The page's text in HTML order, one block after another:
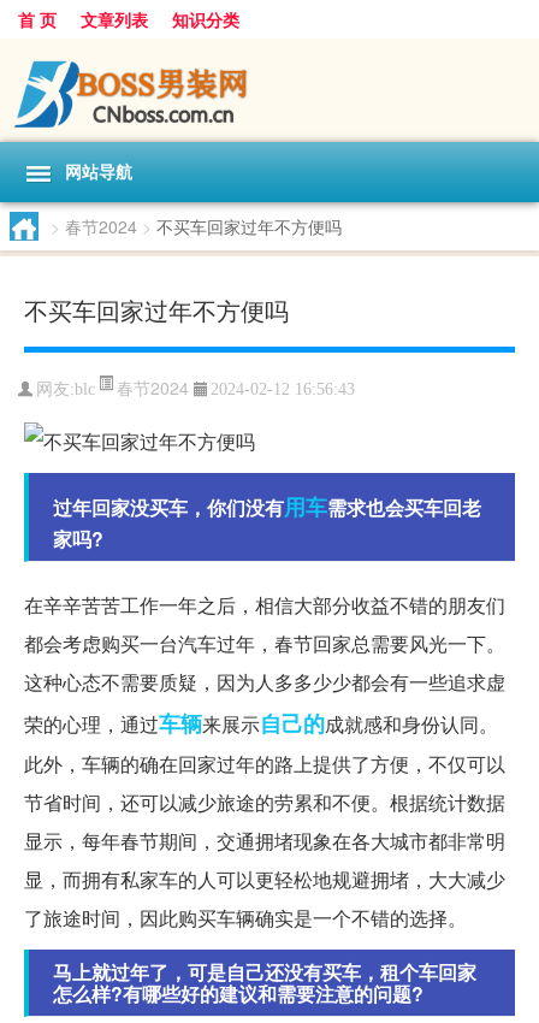
首 页 文章列表 知识分类
网站导航
> 春节2024 > 不买车回家过年不方便吗
不买车回家过年不方便吗
网友:blc 春节2024 2024-02-12 16:56:43
过年回家没买车，你们没有用车需求也会买车回老
家吗?
在辛辛苦苦工作一年之后，相信大部分收益不错的朋友们
都会考虑购买一台汽车过年，春节回家总需要风光一下。
这种心态不需要质疑，因为人多多少少都会有一些追求虚
荣的心理，通过车辆来展示自己的成就感和身份认同。
此外，车辆的确在回家过年的路上提供了方便，不仅可以
节省时间，还可以减少旅途的劳累和不便。根据统计数据
显示，每年春节期间，交通拥堵现象在各大城市都非常明
显，而拥有私家车的人可以更轻松地规避拥堵，大大减少
了旅途时间，因此购买车辆确实是一个不错的选择。
马上就过年了，可是自己还没有买车，租个车回家
怎么样?有哪些好的建议和需要注意的问题?